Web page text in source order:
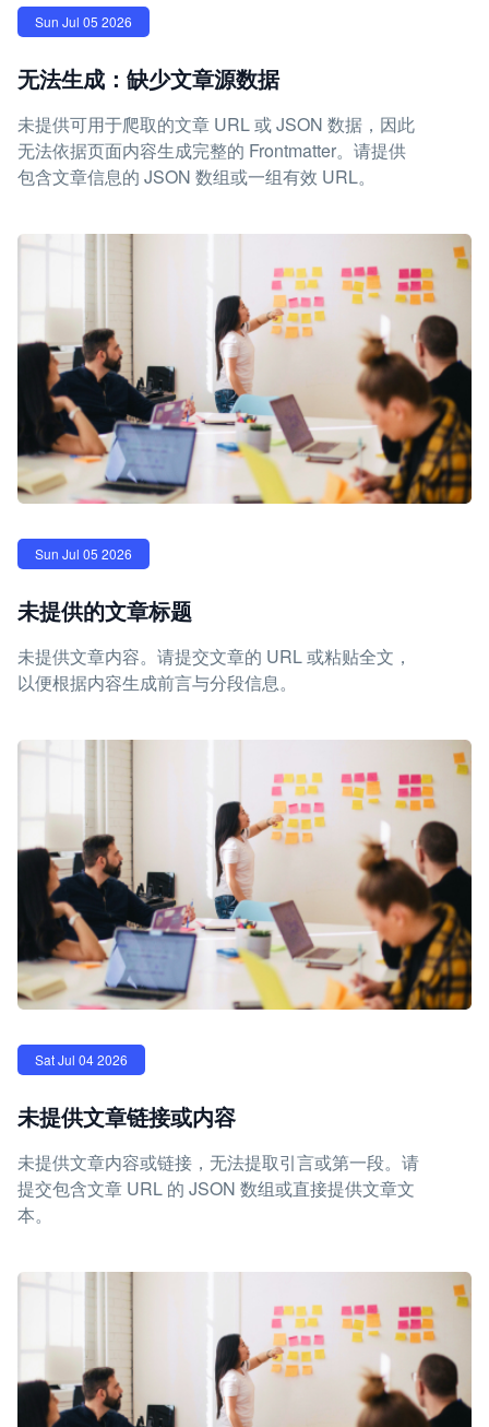
Sun Jul 05 2026
无法生成：缺少文章源数据
未提供可用于爬取的文章 URL 或 JSON 数据，因此
无法依据页面内容生成完整的 Frontmatter。请提供
包含文章信息的 JSON 数组或一组有效 URL。
Sun Jul 05 2026
未提供的文章标题
未提供文章内容。请提交文章的 URL 或粘贴全文，
以便根据内容生成前言与分段信息。
Sat Jul 04 2026
未提供文章链接或内容
未提供文章内容或链接，无法提取引言或第一段。请
提交包含文章 URL 的 JSON 数组或直接提供文章文
本。